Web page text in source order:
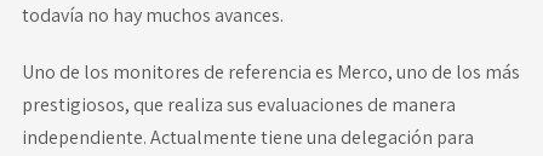
todavía no hay muchos avances.
Uno de los monitores de referencia es Merco, uno de los más
prestigiosos, que realiza sus evaluaciones de manera
independiente. Actualmente tiene una delegación para